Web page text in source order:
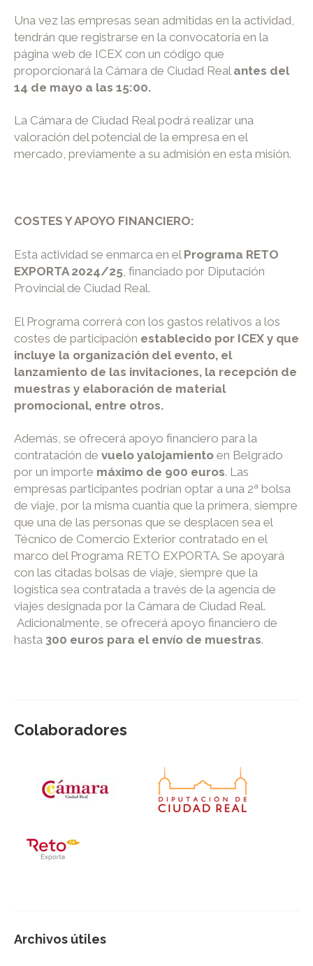
Una vez las empresas sean admitidas en la actividad,
tendrán que registrarse en la convocatoria en la
página web de ICEX con un código que
proporcionará la Cámara de Ciudad Real antes del
14 de mayo a las 15:00.
La Cámara de Ciudad Real podrá realizar una
valoración del potencial de la empresa en el
mercado, previamente a su admisión en esta misión.
COSTES Y APOYO FINANCIERO:
Esta actividad se enmarca en el Programa RETO
EXPORTA 2024/25 , financiado por Diputación
Provincial de Ciudad Real.
El Programa correrá con los gastos relativos a los
costes de participación establecido por ICEX y que
incluye la organización del evento, el
lanzamiento de las invitaciones, la recepción de
muestras y elaboración de material
promocional, entre otros.
Además, se ofrecerá apoyo financiero para la
contratación de vuelo yalojamiento en Belgrado
por un importe máximo de 900 euros. Las
empresas participantes podrían optar a una 2ª bolsa
de viaje, por la misma cuantía que la primera, siempre
que una de las personas que se desplacen sea el
Técnico de Comercio Exterior contratado en el
marco del Programa RETO EXPORTA. Se apoyará
con las citadas bolsas de viaje, siempre que la
logística sea contratada a través de la agencia de
viajes designada por la Cámara de Ciudad Real.
Adicionalmente, se ofrecerá apoyo financiero de
hasta 300 euros para el envío de muestras.
Colaboradores
Archivos útiles